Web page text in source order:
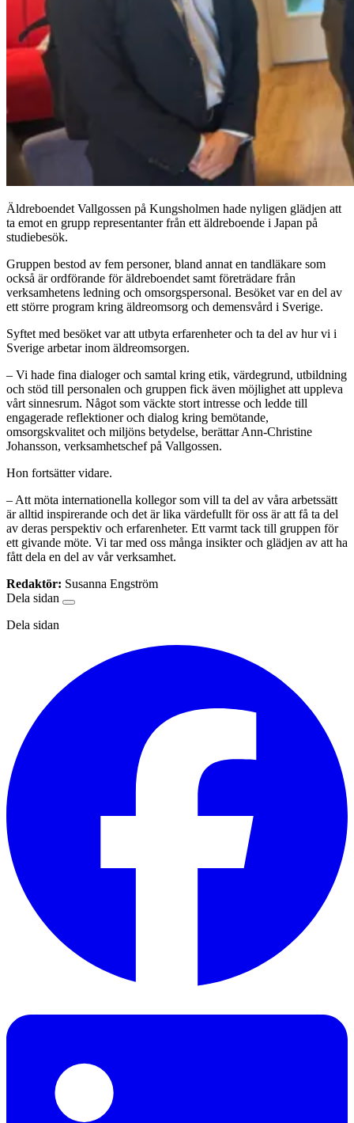
Äldreboendet Vallgossen på Kungsholmen hade nyligen glädjen att
ta emot en grupp representanter från ett äldreboende i Japan på
studiebesök.
Gruppen bestod av fem personer, bland annat en tandläkare som
också är ordförande för äldreboendet samt företrädare från
verksamhetens ledning och omsorgspersonal. Besöket var en del av
ett större program kring äldreomsorg och demensvård i Sverige.
Syftet med besöket var att utbyta erfarenheter och ta del av hur vi i
Sverige arbetar inom äldreomsorgen.
– Vi hade fina dialoger och samtal kring etik, värdegrund, utbildning
och stöd till personalen och gruppen fick även möjlighet att uppleva
vårt sinnesrum. Något som väckte stort intresse och ledde till
engagerade reflektioner och dialog kring bemötande,
omsorgskvalitet och miljöns betydelse, berättar Ann-Christine
Johansson, verksamhetschef på Vallgossen.
Hon fortsätter vidare.
– Att möta internationella kollegor som vill ta del av våra arbetssätt
är alltid inspirerande och det är lika värdefullt för oss är att få ta del
av deras perspektiv och erfarenheter. Ett varmt tack till gruppen för
ett givande möte. Vi tar med oss många insikter och glädjen av att ha
fått dela en del av vår verksamhet.
Redaktör: Susanna Engström
Dela sidan
Dela sidan